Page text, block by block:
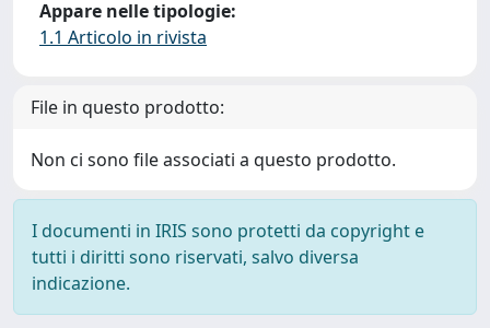
Appare nelle tipologie:
1.1 Articolo in rivista
File in questo prodotto:
Non ci sono file associati a questo prodotto.
I documenti in IRIS sono protetti da copyright e
tutti i diritti sono riservati, salvo diversa
indicazione.